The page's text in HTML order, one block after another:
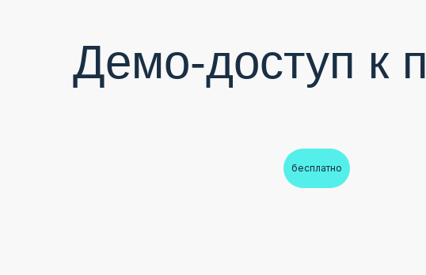
Демо-доступ к
бесплатно